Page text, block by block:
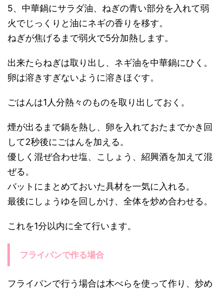
5、中華鍋にサラダ油、ねぎの青い部分を入れて弱
火でじっくりと油にネギの香りを移す。
ねぎが焦げるまで弱火で5分加熱します。
出来たらねぎは取り出し、ネギ油を中華鍋にひく。
卵は溶きすぎないように溶きほぐす。
ごはんは1人分熱々のものを取り出しておく。
煙が出るまで鍋を熱し、卵を入れておたまでかき回
して2秒後にごはんを加える。
優しく混ぜ合わせ塩、こしょう、紹興酒を加えて混
ぜる。
バットにまとめておいた具材を一気に入れる。
最後にしょうゆを回しかけ、全体を炒め合わせる。
これを1分以内に全て行います。
フライパンで作る場合
フライパンで行う場合は木べらを使って作り、炒め